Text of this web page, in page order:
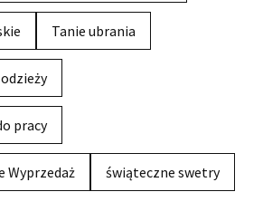
Tanie ubrania
pracy
Wyprzedaż świąteczne swetry